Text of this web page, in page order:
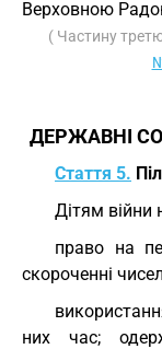
Верховною
( Частину
ДЕРЖАВНІ
Стаття 5.
Дітям війни
право на
скороченні
них час;